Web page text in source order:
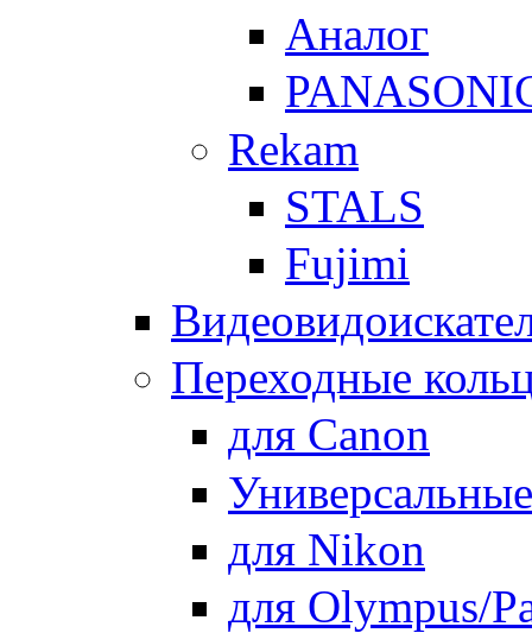
Аналог
Rekam
STALS
Fujimi
Переходные
для Canon
Универсальные
для Nikon
для Olympus/